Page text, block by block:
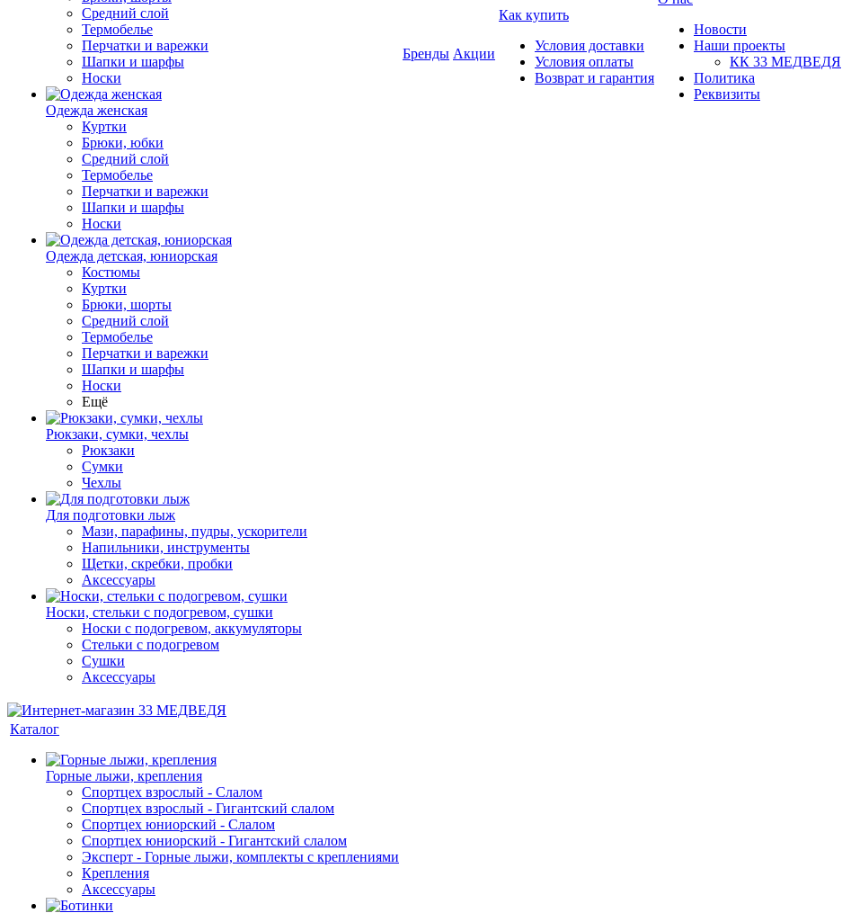
Средний слой
Термобелье
Перчатки и варежки
Шапки и шарфы
Носки
Одежда женская
Куртки
Брюки, юбки
Средний слой
Термобелье
Перчатки и варежки
Шапки и шарфы
Носки
Одежда детская, юниорская
Костюмы
Куртки
Брюки, шорты
Средний слой
Термобелье
Перчатки и варежки
Шапки и шарфы
Носки
Ещё
Рюкзаки, сумки, чехлы
Рюкзаки
Сумки
Чехлы
Для подготовки лыж
Мази, парафины, пудры, ускорители
Напильники, инструменты
Щетки, скребки, пробки
Аксессуары
Носки, стельки с подогревом, сушки
Носки с подогревом, аккумуляторы
Стельки с подогревом
Сушки
Аксессуары
Бренды Акции
Как купить
Условия доставки
Условия оплаты
Возврат и гарантия
Новости
Наши проекты
КК 33 МЕДВЕДЯ
Политика
Реквизиты
Каталог
Горные лыжи, крепления
Спортцех взрослый - Слалом
Спортцех взрослый - Гигантский слалом
Спортцех юниорский - Слалом
Спортцех юниорский - Гигантский слалом
Эксперт - Горные лыжи, комплекты с креплениями
Крепления
Аксессуары